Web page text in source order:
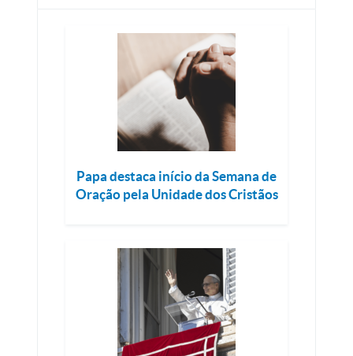
Papa destaca início da Semana de
Oração pela Unidade dos Cristãos